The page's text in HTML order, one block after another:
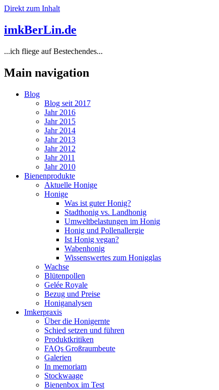
Direkt zum Inhalt
imkBerLin.de
...ich fliege auf Bestechendes...
Main navigation
Blog
Blog seit 2017
Jahr 2016
Jahr 2015
Jahr 2014
Jahr 2013
Jahr 2012
Jahr 2011
Jahr 2010
Bienenprodukte
Aktuelle Honige
Honige
Was ist guter Honig?
Stadthonig vs. Landhonig
Umweltbelastungen im Honig
Honig und Pollenallergie
Ist Honig vegan?
Wabenhonig
Wissenswertes zum Honigglas
Wachse
Blütenpollen
Gelée Royale
Bezug und Preise
Honiganalysen
Imkerpraxis
Über die Honigernte
Schied setzen und führen
Produktkritiken
FAQs Großraumbeute
Galerien
In memoriam
Stockwaage
Bienenbox im Test